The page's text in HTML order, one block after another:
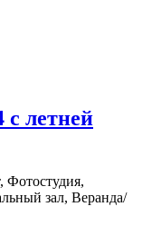
летней
Фотостудия,
зал, Веранда/